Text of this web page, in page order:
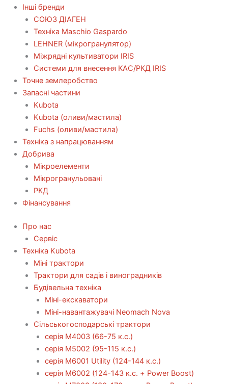
Інші бренди
СОЮЗ ДІАГЕН
Техніка Maschio Gaspardo
LEHNER (мікрогранулятор)
Міжрядні культиватори IRIS
Системи для внесення КАС/РКД IRIS
Точне землеробство
Запасні частини
Kubota
Kubota (оливи/мастила)
Fuchs (оливи/мастила)
Техніка з напрацюванням
Добрива
Мікроелементи
Мікрогранульовані
РКД
Фінансування
Про нас
Сервіс
Технiка Kubota
Міні трактори
Трактори для садів і виноградників
Будівельна техніка
Міні-екскаватори
Міні-навантажувачі Neomach Nova
Сільськогосподарські трактори
серія М4003 (66-75 к.с.)
серія М5002 (95-115 к.с.)
серія M6001 Utility (124-144 к.с.)
серія М6002 (124-143 к.с. + Power Boost)